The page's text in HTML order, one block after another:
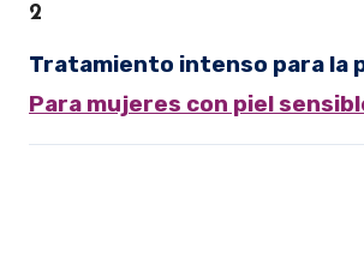
2
Tratamiento intenso para la
Para mujeres con piel